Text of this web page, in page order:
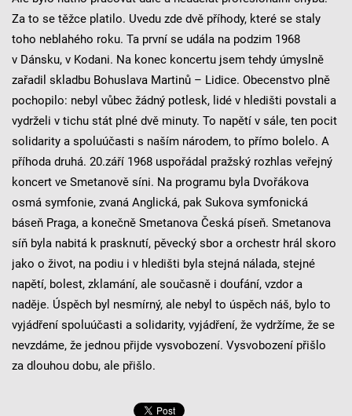
Za to se těžce platilo. Uvedu zde dvě příhody, které se staly
toho neblahého roku. Ta první se udála na podzim 1968
v Dánsku, v Kodani. Na konec koncertu jsem tehdy úmyslně
zařadil skladbu Bohuslava Martinů – Lidice. Obecenstvo plně
pochopilo: nebyl vůbec žádný potlesk, lidé v hledišti povstali a
vydrželi v tichu stát plné dvě minuty. To napětí v sále, ten pocit
solidarity a spoluúčasti s naším národem, to přímo bolelo. A
příhoda druhá. 20.září 1968 uspořádal pražský rozhlas veřejný
koncert ve Smetanově síni. Na programu byla Dvořákova
osmá symfonie, zvaná Anglická, pak Sukova symfonická
báseň Praga, a konečně Smetanova Česká píseň. Smetanova
síň byla nabitá k prasknutí, pěvecký sbor a orchestr hrál skoro
jako o život, na podiu i v hledišti byla stejná nálada, stejné
napětí, bolest, zklamání, ale současně i doufání, vzdor a
naděje. Úspěch byl nesmírný, ale nebyl to úspěch náš, bylo to
vyjádření spoluúčasti a solidarity, vyjádření, že vydržíme, že se
nevzdáme, že jednou přijde vysvobození. Vysvobození přišlo
za dlouhou dobu, ale přišlo.